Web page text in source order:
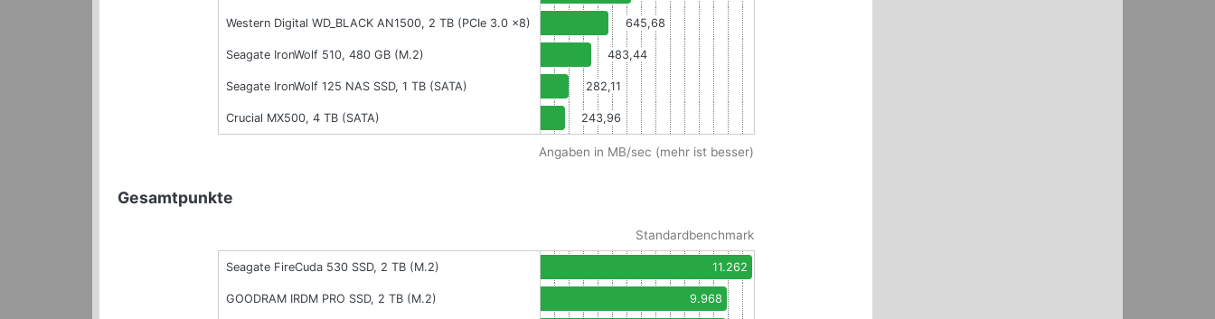
Western Digital WD_BLACK AN1500, 2 TB (PCIe 3.0 x8) 645,68
Seagate IronWolf 510, 480 GB (M.2) 483,44
Seagate IronWolf 125 NAS SSD, 1 TB (SATA) 282,11
Crucial MX500, 4 TB (SATA) 243,96
Angaben in MB/sec (mehr ist besser)
Gesamtpunkte
Standardbenchmark
Seagate FireCuda 530 SSD, 2 TB (M.2) 11.262
GOODRAM IRDM PRO SSD, 2 TB (M.2) 9.968